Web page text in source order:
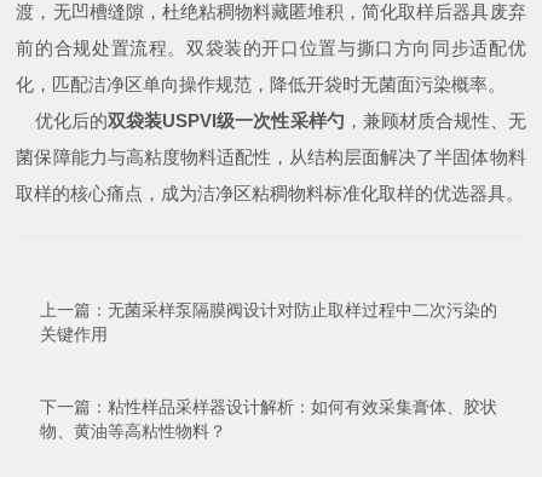
渡，无凹槽缝隙，杜绝粘稠物料藏匿堆积，简化取样后器具废弃
前的合规处置流程。双袋装的开口位置与撕口方向同步适配优
化，匹配洁净区单向操作规范，降低开袋时无菌面污染概率。
优化后的双袋装USPVI级一次性采样勺 ，兼顾材质合规性、无
菌保障能力与高粘度物料适配性，从结构层面解决了半固体物料
取样的核心痛点，成为洁净区粘稠物料标准化取样的优选器具。
上一篇：无菌采样泵隔膜阀设计对防止取样过程中二次污染的
关键作用
下一篇： 粘性样品采样器设计解析：如何有效采集膏体、胶状
物、黄油等高粘性物料？